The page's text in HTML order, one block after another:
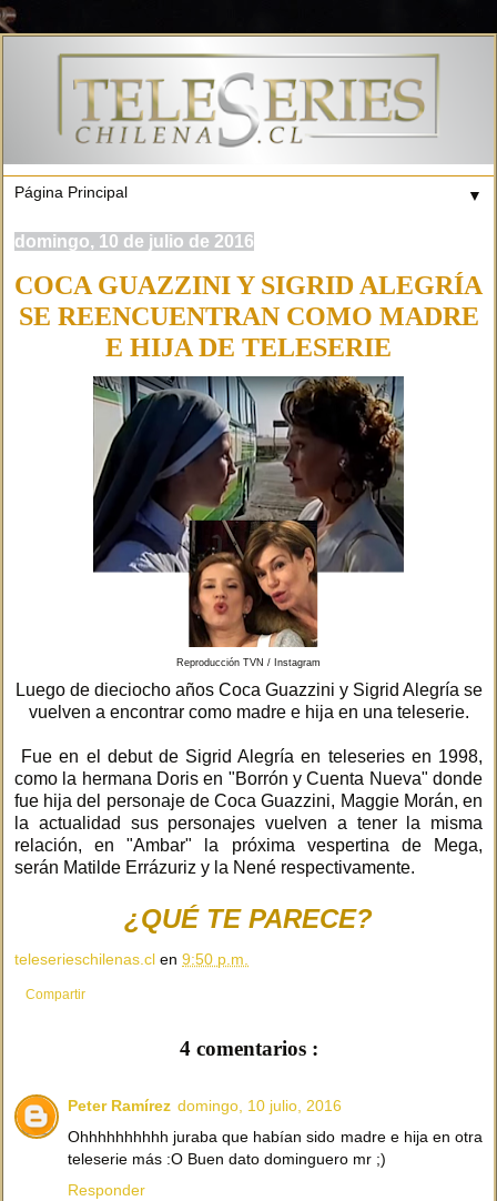
▼
domingo, 10 de julio de 2016
COCA GUAZZINI Y SIGRID ALEGRÍA
SE REENCUENTRAN COMO MADRE
E HIJA DE TELESERIE
Reproducción TVN / Instagram
Luego de dieciocho años Coca Guazzini y Sigrid Alegría se
vuelven a encontrar como madre e hija en una teleserie.
Fue en el debut de Sigrid Alegría en teleseries en 1998,
como la hermana Doris en "Borrón y Cuenta Nueva" donde
fue hija del personaje de Coca Guazzini, Maggie Morán, en
la actualidad sus personajes vuelven a tener la misma
relación, en "Ambar" la próxima vespertina de Mega,
serán Matilde Errázuriz y la Nené respectivamente.
¿QUÉ TE PARECE?
teleserieschilenas.cl en 9:50 p.m.
Compartir
4 comentarios :
Peter Ramírez domingo, 10 julio, 2016
Ohhhhhhhhhh juraba que habían sido madre e hija en otra
teleserie más :O Buen dato dominguero mr ;)
Responder